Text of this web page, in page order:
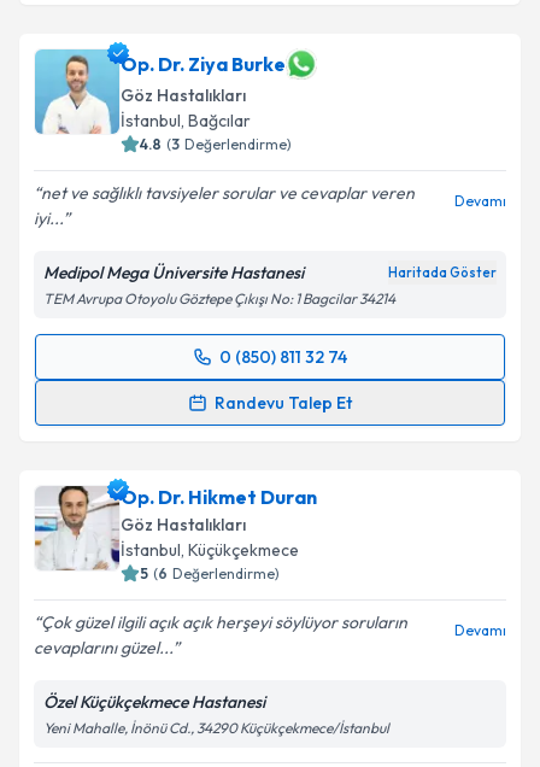
takvim hazırlandığında e-posta ile bilgilendireceğiz.
E-posta Adresiniz
kapsamda işlenmesini kabul ediyorum.
Takvim Talebini Gönder
Op. Dr. Ziya Burke
Göz Hastalıkları
İstanbul, Bağcılar
4.8 (3 Değerlendirme)
net ve sağlıklı tavsiyeler sorular ve cevaplar veren
iyi...
Devamı
Medipol Mega Üniversite Hastanesi Haritada Göster
TEM Avrupa Otoyolu Göztepe Çıkışı No: 1 Bagcilar 34214
0 (850) 811 32 74
Randevu Talep Et
Randevu Takvimi Talebi
takvim hazırlandığında e-posta ile bilgilendireceğiz.
E-posta Adresiniz
Kişisel verilerimin işlenmesine ilişkin
kapsamda işlenmesini kabul ediyorum.
Op. Dr. Hikmet Duran
Göz Hastalıkları
İstanbul, Küçükçekmece
5 (6 Değerlendirme)
Çok güzel ilgili açık açık herşeyi söylüyor soruların
cevaplarını güzel...
Devamı
Özel Küçükçekmece Hastanesi
Yeni Mahalle, İnönü Cd., 34290 Küçükçekmece/İstanbul